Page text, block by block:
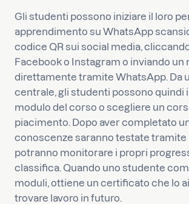
Gli studenti possono iniziare il loro
apprendimento su WhatsApp
codice QR sui social media,
Facebook o Instagram o inviando un
direttamente tramite WhatsApp. Da
centrale, gli studenti possono quindi
modulo del corso o scegliere un
piacimento. Dopo aver completato
conoscenze saranno testate tramite
potranno monitorare i propri
classifica. Quando uno studente
moduli, ottiene un certificato che lo
trovare lavoro in futuro.